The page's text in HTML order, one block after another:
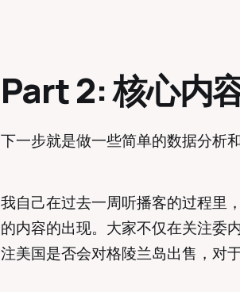
Part 2: 核心内
下一步就是做一些简单的数据分析和
我自己在过去一周听播客的过程里
的内容的出现。大家不仅在关注委
注美国是否会对格陵兰岛出售，对